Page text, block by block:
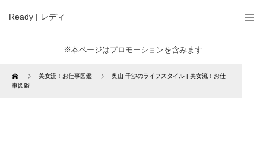
Ready | レディ
※本ページはプロモーションを含みます
Home 美女流！お仕事図鑑
奥山 千沙のライフスタイル | 美女流！お仕
事図鑑